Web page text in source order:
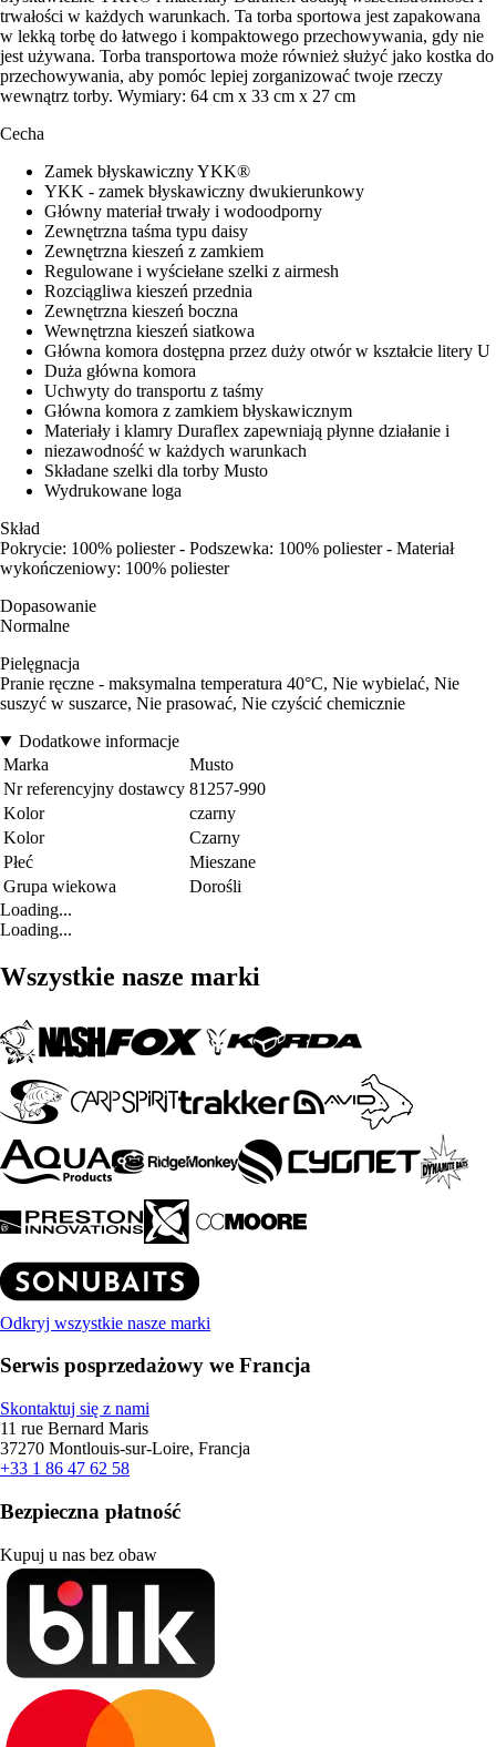
trwałości w każdych warunkach. Ta torba sportowa jest zapakowana
w lekką torbę do łatwego i kompaktowego przechowywania, gdy nie
jest używana. Torba transportowa może również służyć jako kostka do
przechowywania, aby pomóc lepiej zorganizować twoje rzeczy
wewnątrz torby. Wymiary: 64 cm x 33 cm x 27 cm
Cecha
Zamek błyskawiczny YKK®
YKK - zamek błyskawiczny dwukierunkowy
Główny materiał trwały i wodoodporny
Zewnętrzna taśma typu daisy
Zewnętrzna kieszeń z zamkiem
Regulowane i wyściełane szelki z airmesh
Rozciągliwa kieszeń przednia
Zewnętrzna kieszeń boczna
Wewnętrzna kieszeń siatkowa
Główna komora dostępna przez duży otwór w kształcie litery U
Duża główna komora
Uchwyty do transportu z taśmy
Główna komora z zamkiem błyskawicznym
Materiały i klamry Duraflex zapewniają płynne działanie i
niezawodność w każdych warunkach
Składane szelki dla torby Musto
Wydrukowane loga
Skład
Pokrycie: 100% poliester - Podszewka: 100% poliester - Materiał
wykończeniowy: 100% poliester
Dopasowanie
Normalne
Pielęgnacja
Pranie ręczne - maksymalna temperatura 40°C, Nie wybielać, Nie
suszyć w suszarce, Nie prasować, Nie czyścić chemicznie
Dodatkowe informacje
Marka
Musto
Nr referencyjny dostawcy 81257-990
Kolor
czarny
Kolor
Czarny
Płeć
Mieszane
Grupa wiekowa
Dorośli
Loading...
Loading...
Wszystkie nasze marki
Odkryj wszystkie nasze marki
Serwis posprzedażowy we Francja
Skontaktuj się z nami
11 rue Bernard Maris
37270 Montlouis-sur-Loire, Francja
+33 1 86 47 62 58
Bezpieczna płatność
Kupuj u nas bez obaw